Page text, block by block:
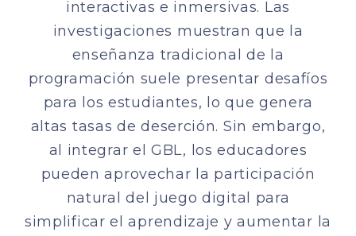
interactivas e inmersivas. Las
investigaciones muestran que la
enseñanza tradicional de la
programación suele presentar desafíos
para los estudiantes, lo que genera
altas tasas de deserción. Sin embargo,
al integrar el GBL, los educadores
pueden aprovechar la participación
natural del juego digital para
simplificar el aprendizaje y aumentar la